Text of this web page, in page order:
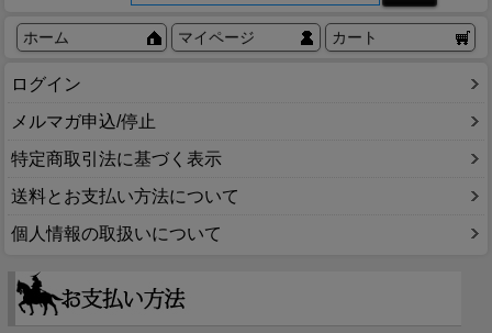
ホーム マイページ カート
ログイン
メルマガ申込/停止
特定商取引法に基づく表示
送料とお支払い方法について
個人情報の取扱いについて